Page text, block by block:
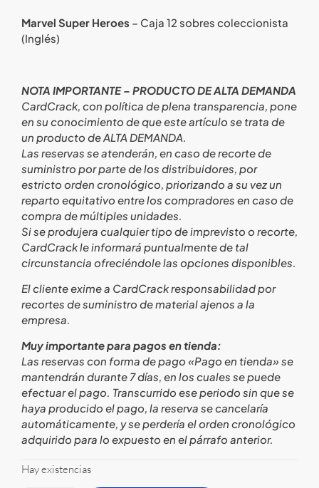
Marvel Super Heroes – Caja 12 sobres coleccionista
(Inglés)
NOTA IMPORTANTE – PRODUCTO DE ALTA DEMANDA
CardCrack, con política de plena transparencia, pone
en su conocimiento de que este artículo se trata de
un producto de ALTA DEMANDA.
Las reservas se atenderán, en caso de recorte de
suministro por parte de los distribuidores, por
estricto orden cronológico, priorizando a su vez un
reparto equitativo entre los compradores en caso de
compra de múltiples unidades.
Si se produjera cualquier tipo de imprevisto o recorte,
CardCrack le informará puntualmente de tal
circunstancia ofreciéndole las opciones disponibles.
El cliente exime a CardCrack responsabilidad por
recortes de suministro de material ajenos a la
empresa.
Muy importante para pagos en tienda:
Las reservas con forma de pago «Pago en tienda» se
mantendrán durante 7 días, en los cuales se puede
efectuar el pago. Transcurrido ese periodo sin que se
haya producido el pago, la reserva se cancelaría
automáticamente, y se perdería el orden cronológico
adquirido para lo expuesto en el párrafo anterior.
Hay existencias